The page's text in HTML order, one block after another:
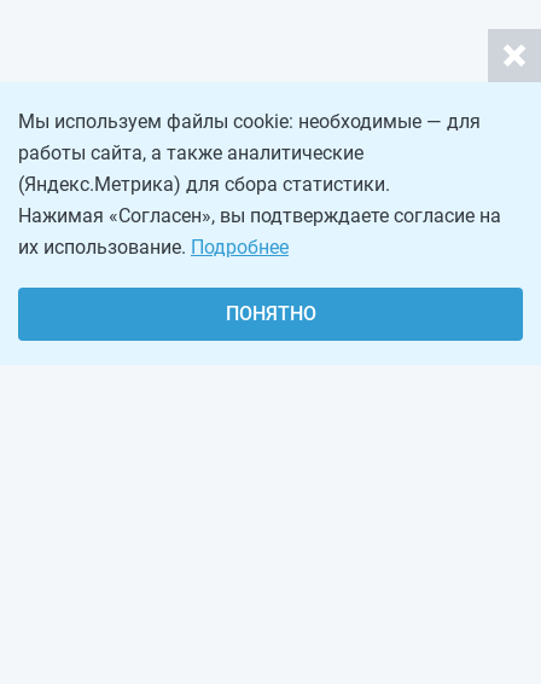
Мы используем файлы cookie: необходимые — для
работы сайта, а также аналитические
(Яндекс.Метрика) для сбора статистики.
Нажимая «Согласен», вы подтверждаете согласие на
их использование. Подробнее
ПОНЯТНО